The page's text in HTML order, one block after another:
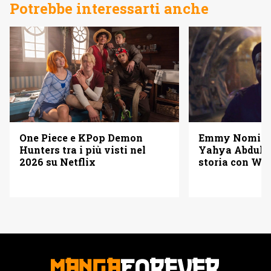
Potrebbe interessarti anche
One Piece e KPop Demon
Hunters tra i più visti nel
2026 su Netflix
Emmy
Yahya Abdul-
storia con